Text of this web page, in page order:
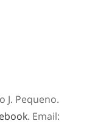
J. Pequeno.
. Email: